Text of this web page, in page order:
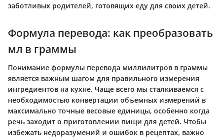
заботливых родителей, готовящих еду для своих детей.
Формула перевода: как преобразовать
мл в граммы
Понимание формулы перевода миллилитров в граммы
является важным шагом для правильного измерения
ингредиентов на кухне. Чаще всего мы сталкиваемся с
необходимостью конвертации объемных измерений в
максимально точные весовые единицы, особенно когда
речь заходит о приготовлении пищи для детей. Чтобы
избежать недоразумений и ошибок в рецептах, важно